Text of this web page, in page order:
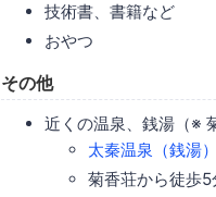
技術書、書籍など
おやつ
その他
近くの温泉、銭湯（※
太秦温泉（銭湯）
菊香荘から徒歩5